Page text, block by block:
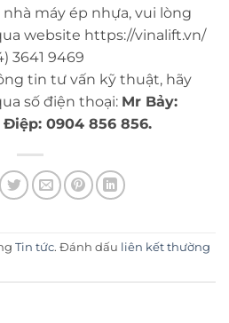
máy ép nhựa, vui lòng
website https://vinalift.vn/
3641 9469
tin tư vấn kỹ thuật, hãy
số điện thoại: Mr Bảy:
0904 856 856.
Tin tức. Đánh dấu liên kết thường